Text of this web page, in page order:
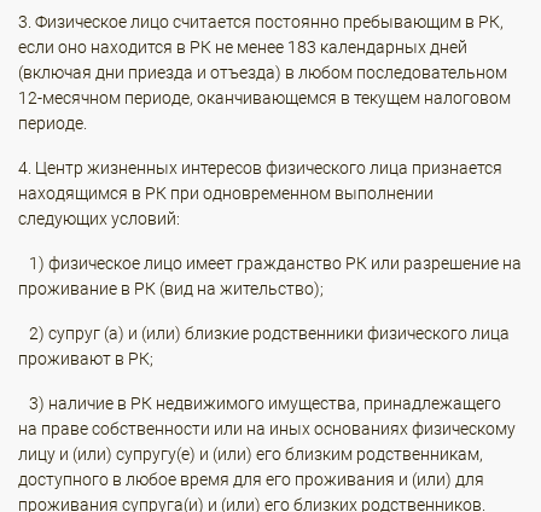
3. Физическое лицо считается постоянно пребывающим в РК,
если оно находится в РК не менее 183 календарных дней
(включая дни приезда и отъезда) в любом последовательном
12-месячном периоде, оканчивающемся в текущем налоговом
периоде.
4. Центр жизненных интересов физического лица признается
находящимся в РК при одновременном выполнении
следующих условий:
1) физическое лицо имеет гражданство РК или разрешение на
проживание в РК (вид на жительство);
2) супруг (а) и (или) близкие родственники физического лица
проживают в РК;
3) наличие в РК недвижимого имущества, принадлежащего
на праве собственности или на иных основаниях физическому
лицу и (или) супругу(е) и (или) его близким родственникам,
доступного в любое время для его проживания и (или) для
проживания супруга(и) и (или) его близких родственников.